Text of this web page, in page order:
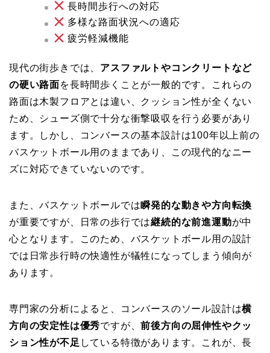
長時間歩行への対応
多様な路面状況への適応
疲労軽減機能
現代の街歩きでは、 アスファルトやコンクリートなど
の硬い路面を長時間歩くことが一般的です。これらの
路面は木製フロアとは違い、クッション性が全くない
ため、シューズ側で十分な衝撃吸収を行う必要があり
ます。しかし、コンバースの基本設計は100年以上前の
バスケットボール用のままであり、この現代的なニー
ズに対応できていないのです。
また、バスケットボールでは瞬発的な動きや方向転換
が重要ですが、日常の歩行では継続的な前進運動が中
心となります。このため、バスケットボール用の設計
では日常歩行時の快適性が犠牲になってしまう傾向が
あります。
専門家の分析によると、コンバースのソール設計は横
方向の安定性は優秀ですが、前後方向の屈伸性やクッ
ション性が不足 している特徴があります。これが、長